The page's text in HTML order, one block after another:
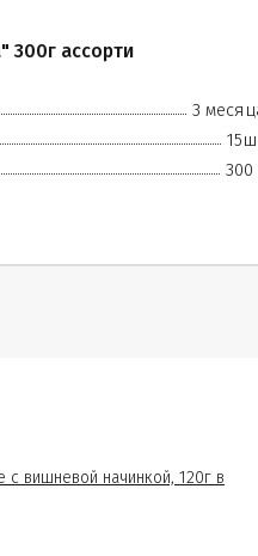
300г ассорти
3
300